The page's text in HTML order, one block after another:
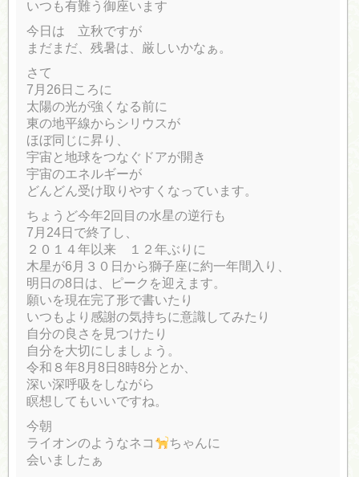
いつも有難う御座います
今日は 立秋ですが
まだまだ、残暑は、厳しいかなぁ。
さて
7月26日ころに
太陽の光が強くなる前に
東の地平線からシリウスが
ほぼ同じに昇り、
宇宙と地球をつなぐドアが開き
宇宙のエネルギーが
どんどん受け取りやすくなっています。
ちょうど今年2回目の水星の逆行も
7月24日で終了し、
２０１４年以来 １２年ぶりに
木星が6月３０日から獅子座に約一年間入り、
明日の8日は、ピークを迎えます。
願いを現在完了形で書いたり
いつもより感謝の気持ちに意識してみたり
自分の良さを見つけたり
自分を大切にしましょう。
令和８年8月8日8時8分とか、
深い深呼吸をしながら
瞑想してもいいですね。
今朝
ライオンのようなネコ
ちゃんに
会いましたぁ